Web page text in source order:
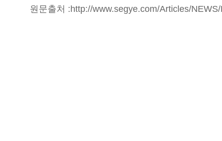
원문출처 :http://www.segye.com/Articles/